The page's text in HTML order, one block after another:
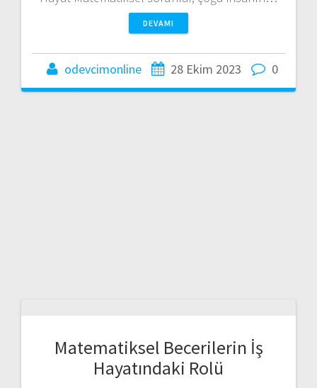
DEVAMI
odevcimonline 28 Ekim 2023 0
Matematiksel Becerilerin İş
Hayatındaki Rolü